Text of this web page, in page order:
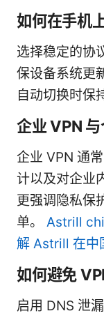
如何在手机
选择稳定的协
保设备系统更
自动切换时保
企业 VPN 与
企业 VPN 通
计以及对企业
更强调隐私保
单。 Astrill
解 Astrill 在中
如何避免
启用 DNS 泄